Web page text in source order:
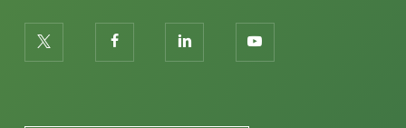
twitter facebooklinkedin youtube